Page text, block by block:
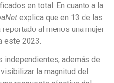
en total. En cuanto a la
explica que en 13 de las
al menos una mujer
este 2023.
además de
la magnitud del